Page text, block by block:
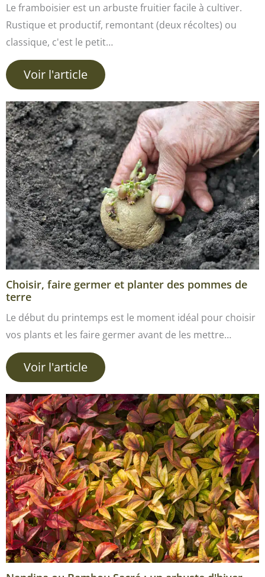
Le framboisier est un arbuste fruitier facile à cultiver.
Rustique et productif, remontant (deux récoltes) ou
classique, c'est le petit…
Voir l'article
Choisir, faire germer et planter des pommes de
terre
Le début du printemps est le moment idéal pour choisir
vos plants et les faire germer avant de les mettre…
Voir l'article